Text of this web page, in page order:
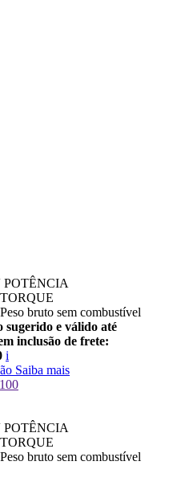
POTÊNCIA
TORQUE
Peso bruto sem combustível
sugerido e válido até
inclusão de frete:
i
Saiba mais
POTÊNCIA
TORQUE
Peso bruto sem combustível